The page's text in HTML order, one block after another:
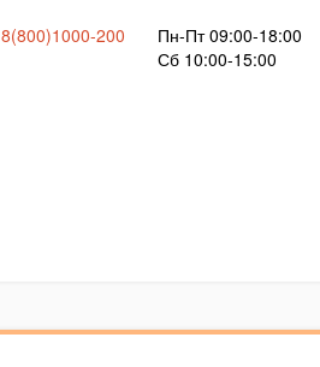
8(800)1000-200
Пн-Пт 09:00-18:00
Сб 10:00-15:00